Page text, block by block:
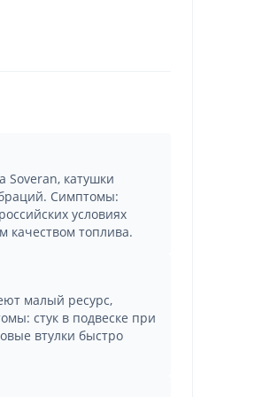
Soveran, катушки
Симптомы:
условиях
качеством топлива.
малый ресурс,
стук в подвеске при
втулки быстро